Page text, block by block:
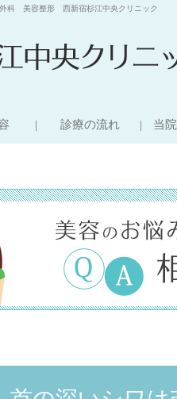
科 美容整形 西新宿杉江中央クリニック
診療の流れ 当